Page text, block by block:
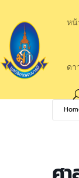
หน้
ด